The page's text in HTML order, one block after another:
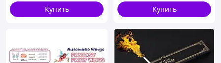
обращения, чтобы использование трости приносило
исключительно положительные эмоции.
Купить Купить